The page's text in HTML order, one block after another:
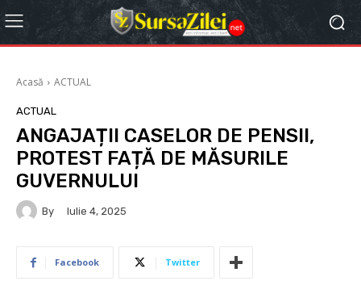
Acasă ACTUAL
ACTUAL
ANGAJAȚII CASELOR DE PENSII,
PROTEST FAȚĂ DE MĂSURILE
GUVERNULUI
By Iulie 4, 2025
Facebook Twitter